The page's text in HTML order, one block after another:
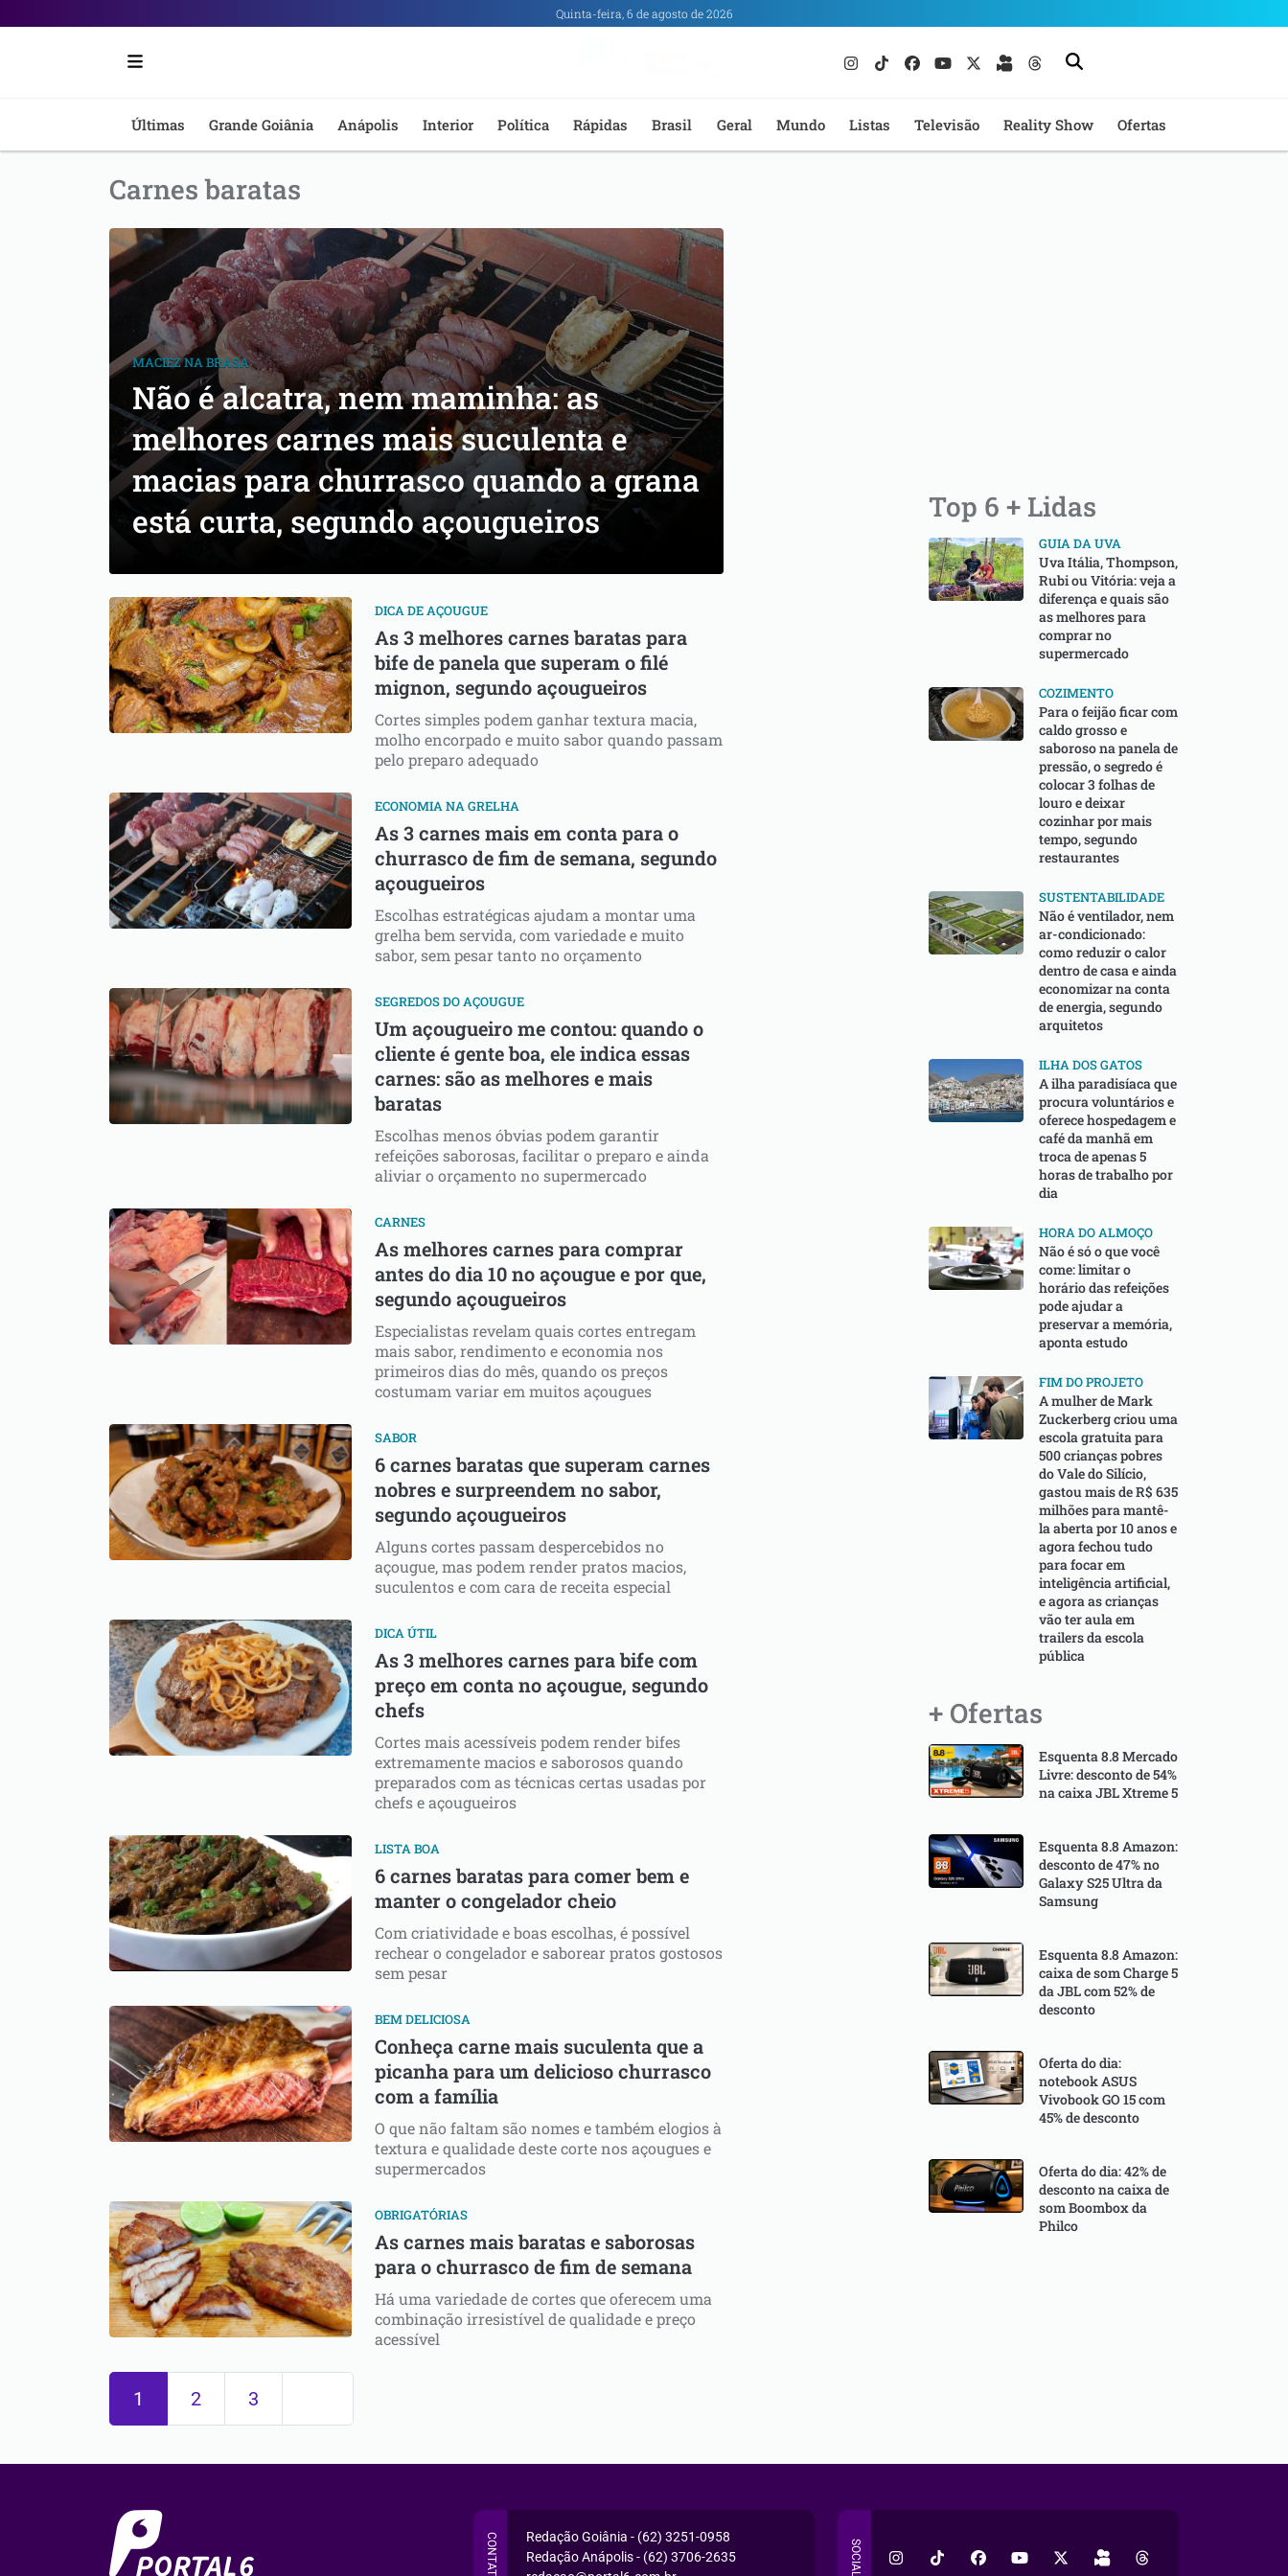
Portal
Notícias
Anápolis
Quinta-feira, 6 de agosto de 2026
Últimas Grande Goiânia Anápolis Interior Política Rápidas Brasil Geral Mundo Listas Televisão Reality Show Ofertas
Carnes baratas
MACIEZ NA BRASA
Não é alcatra, nem maminha: as
melhores carnes mais suculenta e
macias para churrasco quando a grana
está curta, segundo açougueiros
DICA DE AÇOUGUE
As 3 melhores carnes baratas para
bife de panela que superam o filé
mignon, segundo açougueiros
Cortes simples podem ganhar textura macia,
molho encorpado e muito sabor quando passam
pelo preparo adequado
ECONOMIA NA GRELHA
As 3 carnes mais em conta para o
churrasco de fim de semana, segundo
açougueiros
Escolhas estratégicas ajudam a montar uma
grelha bem servida, com variedade e muito
sabor, sem pesar tanto no orçamento
SEGREDOS DO AÇOUGUE
Um açougueiro me contou: quando o
cliente é gente boa, ele indica essas
carnes: são as melhores e mais
baratas
Escolhas menos óbvias podem garantir
refeições saborosas, facilitar o preparo e ainda
aliviar o orçamento no supermercado
CARNES
As melhores carnes para comprar
antes do dia 10 no açougue e por que,
segundo açougueiros
Especialistas revelam quais cortes entregam
mais sabor, rendimento e economia nos
primeiros dias do mês, quando os preços
costumam variar em muitos açougues
SABOR
6 carnes baratas que superam carnes
nobres e surpreendem no sabor,
segundo açougueiros
Alguns cortes passam despercebidos no
açougue, mas podem render pratos macios,
suculentos e com cara de receita especial
DICA ÚTIL
As 3 melhores carnes para bife com
preço em conta no açougue, segundo
chefs
Cortes mais acessíveis podem render bifes
extremamente macios e saborosos quando
preparados com as técnicas certas usadas por
chefs e açougueiros
LISTA BOA
6 carnes baratas para comer bem e
manter o congelador cheio
Com criatividade e boas escolhas, é possível
rechear o congelador e saborear pratos gostosos
sem pesar
BEM DELICIOSA
Conheça carne mais suculenta que a
picanha para um delicioso churrasco
com a família
O que não faltam são nomes e também elogios à
textura e qualidade deste corte nos açougues e
supermercados
OBRIGATÓRIAS
As carnes mais baratas e saborosas
para o churrasco de fim de semana
Há uma variedade de cortes que oferecem uma
combinação irresistível de qualidade e preço
acessível
1 2 3
Top 6 + Lidas
GUIA DA UVA
Uva Itália, Thompson,
Rubi ou Vitória: veja a
diferença e quais são
as melhores para
comprar no
supermercado
COZIMENTO
Para o feijão ficar com
caldo grosso e
saboroso na panela de
pressão, o segredo é
colocar 3 folhas de
louro e deixar
cozinhar por mais
tempo, segundo
restaurantes
SUSTENTABILIDADE
Não é ventilador, nem
ar-condicionado:
como reduzir o calor
dentro de casa e ainda
economizar na conta
de energia, segundo
arquitetos
ILHA DOS GATOS
A ilha paradisíaca que
procura voluntários e
oferece hospedagem e
café da manhã em
troca de apenas 5
horas de trabalho por
dia
HORA DO ALMOÇO
Não é só o que você
come: limitar o
horário das refeições
pode ajudar a
preservar a memória,
aponta estudo
FIM DO PROJETO
A mulher de Mark
Zuckerberg criou uma
escola gratuita para
500 crianças pobres
do Vale do Silício,
gastou mais de R$ 635
milhões para mantê-
la aberta por 10 anos e
agora fechou tudo
para focar em
inteligência artificial,
e agora as crianças
vão ter aula em
trailers da escola
pública
+ Ofertas
Esquenta 8.8 Mercado
Livre: desconto de 54%
na caixa JBL Xtreme 5
Esquenta 8.8 Amazon:
desconto de 47% no
Galaxy S25 Ultra da
Samsung
Esquenta 8.8 Amazon:
caixa de som Charge 5
da JBL com 52% de
desconto
Oferta do dia:
notebook ASUS
Vivobook GO 15 com
45% de desconto
Oferta do dia: 42% de
desconto na caixa de
som Boombox da
Philco
CONTATO
Redação Goiânia - (62) 3251-0958
Redação Anápolis - (62) 3706-2635
SOCIAL